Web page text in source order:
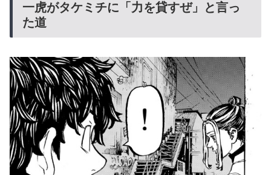
一虎がタケミチに「力を貸すぜ」と言っ
た道